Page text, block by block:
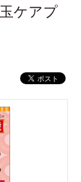
English
ケアプ